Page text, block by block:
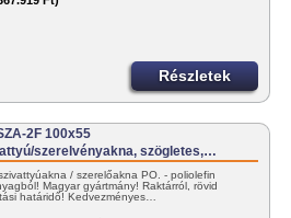
Részletek
2F 100x55
szerelvényakna, szögletes,…
/ szerelőakna PO. - poliolefin
Magyar gyártmány! Raktárról, rövid
határidő! Kedvezményes…